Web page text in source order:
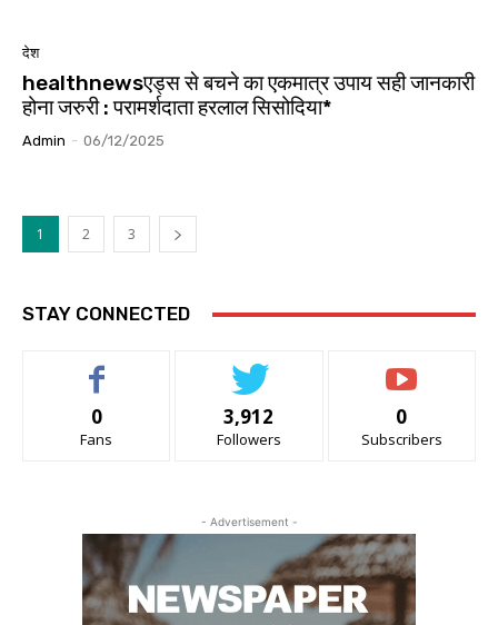
देश
healthnewsएड्स से बचने का एकमात्र उपाय सही जानकारी
होना जरुरी : परामर्शदाता हरलाल सिसोदिया*
Admin - 06/12/2025
1 2 3
STAY CONNECTED
0
Fans
3,912
Followers
0
Subscribers
- Advertisement -